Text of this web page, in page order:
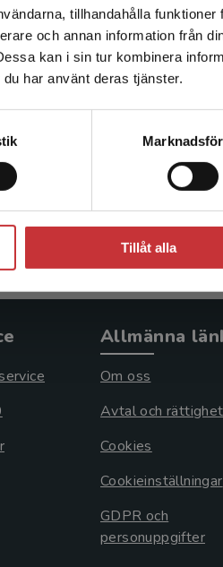
tillhandahålla funktioner
och annan information från
kan i sin tur kombinera
har använt deras tjänster.
Tillåt alla
via en
utanför
Allmänna
Om oss
Avtal och
Cookies
Cookieinställningar
GDPR och
personuppgifter